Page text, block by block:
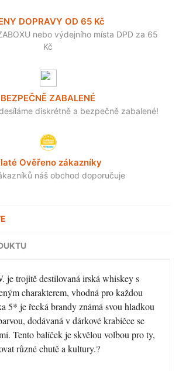
DOPRAVY OD 65 Kč
nebo výdejního místa DPD za 65
Kč
BEZPEČNĚ ZABALENÉ
diskrétně a bezpečně zabalené!
Ověřeno zákazníky
náš obchod doporučuje
je trojitě destilovaná irská whiskey s
charakterem, vhodná pro každou
5* je řecká brandy známá svou hladkou
dodávaná v dárkové krabičce se
Tento balíček je skvělou volbou pro ty,
různé chutě a kultury.?